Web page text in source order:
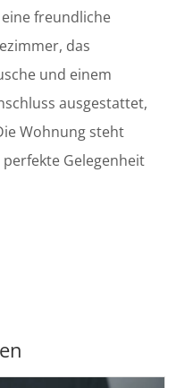
freundliche
das
und einem
ausgestattet,
Wohnung steht
Gelegenheit